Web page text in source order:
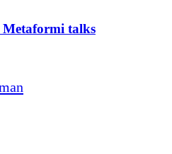
talks